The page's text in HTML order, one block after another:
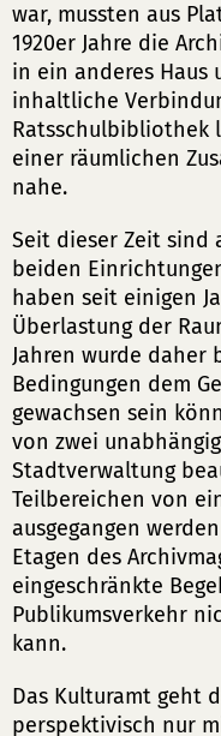
war, mussten aus
1920er Jahre die
in ein anderes Haus
inhaltliche
Ratsschulbibliothek
einer räumlichen
nahe.
Seit dieser Zeit sind
beiden
haben seit einigen
Überlastung der
Jahren wurde daher
Bedingungen dem
gewachsen sein
von zwei
Stadtverwaltung
Teilbereichen von
ausgegangen
Etagen des
eingeschränkte
Publikumsverkehr
kann.
Das Kulturamt geht
perspektivisch nur